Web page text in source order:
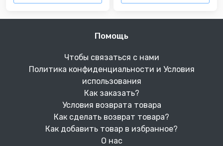
Помощь
Чтобы связаться с нами
Политика конфиденциальности и Условия
использования
Как заказать?
Условия возврата товара
Как сделать возврат товара?
Как добавить товар в избранное?
О нас